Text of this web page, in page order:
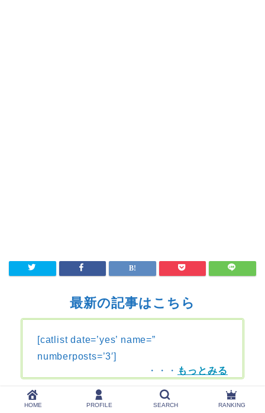
最新の記事はこちら
[catlist date=’yes’ name=”
numberposts=’3′]
・・・ もっとみる
HOME PROFILE SEARCH RANKING